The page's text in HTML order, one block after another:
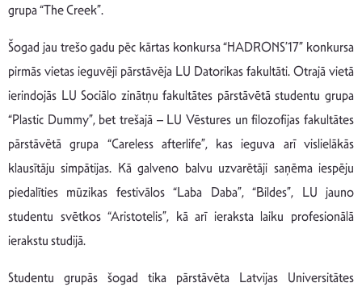
grupa “The Creek”.
Šogad jau trešo gadu pēc kārtas konkursa “HADRONS’17” konkursa
pirmās vietas ieguvēji pārstāvēja LU Datorikas fakultāti. Otrajā vietā
ierindojās LU Sociālo zinātņu fakultātes pārstāvētā studentu grupa
“Plastic Dummy”, bet trešajā – LU Vēstures un filozofijas fakultātes
pārstāvētā grupa “Careless afterlife”, kas ieguva arī vislielākās
klausītāju simpātijas. Kā galveno balvu uzvarētāji saņēma iespēju
piedalīties mūzikas festivālos “Laba Daba”, “Bildes”, LU jauno
studentu svētkos “Aristotelis”, kā arī ieraksta laiku profesionālā
ierakstu studijā.
Studentu grupās šogad tika pārstāvēta Latvijas Universitātes